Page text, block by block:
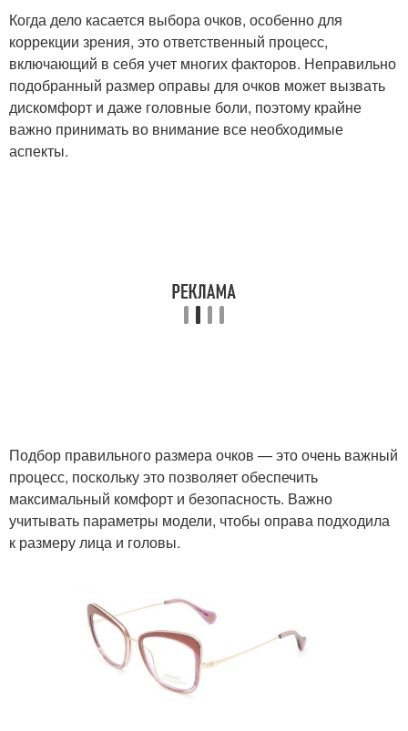
Когда дело касается выбора очков, особенно для
коррекции зрения, это ответственный процесс,
включающий в себя учет многих факторов. Неправильно
подобранный размер оправы для очков может вызвать
дискомфорт и даже головные боли, поэтому крайне
важно принимать во внимание все необходимые
аспекты.
Подбор правильного размера очков — это очень важный
процесс, поскольку это позволяет обеспечить
максимальный комфорт и безопасность. Важно
учитывать параметры модели, чтобы оправа подходила
к размеру лица и головы.